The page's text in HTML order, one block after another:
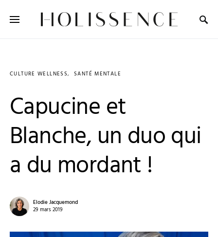
CULTURE WELLNESS SANTÉ MENTALE
Capucine et
Blanche, un duo qui
a du mordant !
Elodie Jacquemond
29 mars 2019